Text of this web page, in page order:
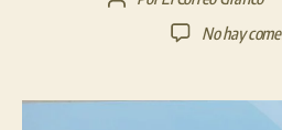
No hay